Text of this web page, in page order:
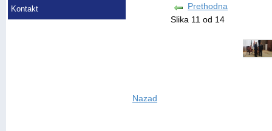
Kontakt
Prethodna
Slika 11 od 14
Nazad